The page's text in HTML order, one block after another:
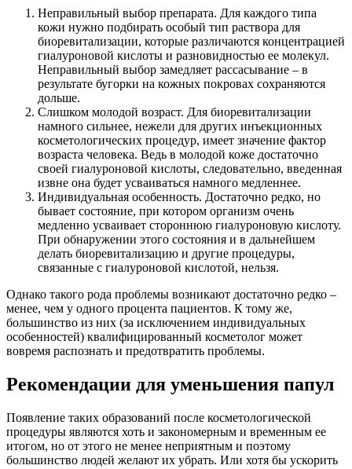
Неправильный выбор препарата. Для каждого типа
кожи нужно подбирать особый тип раствора для
биоревитализации, которые различаются концентрацией
гиалуроновой кислоты и разновидностью ее молекул.
Неправильный выбор замедляет рассасывание – в
результате бугорки на кожных покровах сохраняются
дольше.
Слишком молодой возраст. Для биоревитализации
намного сильнее, нежели для других инъекционных
косметологических процедур, имеет значение фактор
возраста человека. Ведь в молодой коже достаточно
своей гиалуроновой кислоты, следовательно, введенная
извне она будет усваиваться намного медленнее.
Индивидуальная особенность. Достаточно редко, но
бывает состояние, при котором организм очень
медленно усваивает стороннюю гиалуроновую кислоту.
При обнаружении этого состояния и в дальнейшем
делать биоревитализацию и другие процедуры,
связанные с гиалуроновой кислотой, нельзя.
Однако такого рода проблемы возникают достаточно редко –
менее, чем у одного процента пациентов. К тому же,
большинство из них (за исключением индивидуальных
особенностей) квалифицированный косметолог может
вовремя распознать и предотвратить проблемы.
Рекомендации для уменьшения папул
Появление таких образований после косметологической
процедуры являются хоть и закономерным и временным ее
итогом, но от этого не менее неприятным и поэтому
большинство людей желают их убрать. Или хотя бы ускорить